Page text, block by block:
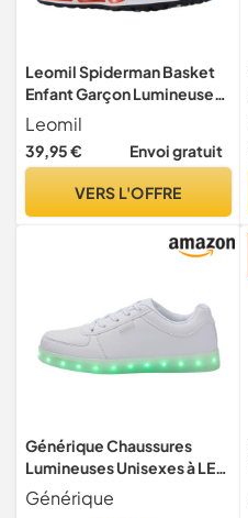
Leomil Spiderman Basket
Enfant Garçon Lumineuses
27, Bleu
Leomil
39,95 € Envoi gratuit
VERS L'OFFRE
Générique Chaussures
Lumineuses Unisexes à LED
avec - Chaussures
Montantes pour Homme et
Générique